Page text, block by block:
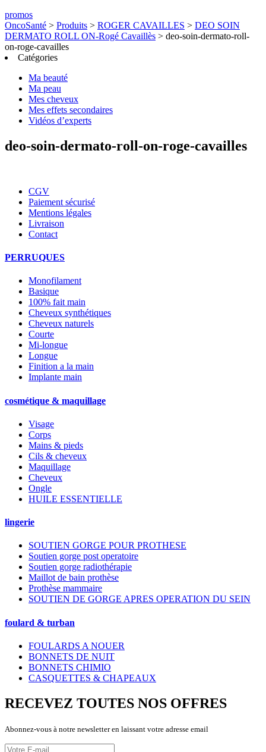
promos
OncoSanté > Produits > ROGER CAVAILLES > DEO SOIN
DERMATO ROLL ON-Rogé Cavaillès > deo-soin-dermato-roll-
on-roge-cavailles
Catégories
Ma beauté
Ma peau
Mes cheveux
Mes effets secondaires
Vidéos d’experts
deo-soin-dermato-roll-on-roge-cavailles
CGV
Paiement sécurisé
Mentions légales
Livraison
Contact
PERRUQUES
Monofilament
Basique
100% fait main
Cheveux synthétiques
Cheveux naturels
Courte
Mi-longue
Longue
Finition a la main
Implante main
cosmétique & maquillage
Visage
Corps
Mains & pieds
Cils & cheveux
Maquillage
Cheveux
Ongle
HUILE ESSENTIELLE
lingerie
SOUTIEN GORGE POUR PROTHESE
Soutien gorge post operatoire
Soutien gorge radiothérapie
Maillot de bain prothèse
Prothèse mammaire
SOUTIEN DE GORGE APRES OPERATION DU SEIN
foulard & turban
FOULARDS A NOUER
BONNETS DE NUIT
BONNETS CHIMIO
CASQUETTES & CHAPEAUX
RECEVEZ TOUTES NOS OFFRES
Abonnez-vous à notre newsletter en laissant votre adresse email